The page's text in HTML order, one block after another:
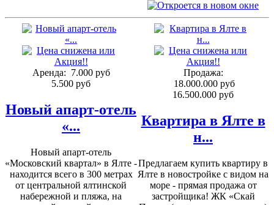
Аренда: 7.000 руб
5.500 руб
Новый апарт-отель
«...
Новый апарт-отель
«Московский квартал» в Ялте -
находится всего в 300 метрах
от центральной ялтинской
набережной и пляжа, на
Продажа:
18.000.000 руб
16.500.000 руб
Квартира в Ялте в
н...
Предлагаем купить квартиру в
Ялте в новостройке с видом на
море - прямая продажа от
застройщика! ЖК «Скай